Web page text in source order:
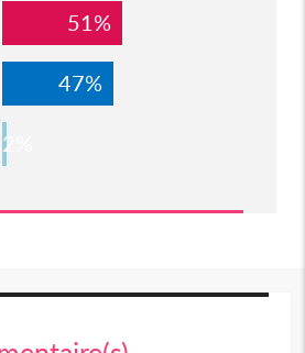
51%
47%
2%